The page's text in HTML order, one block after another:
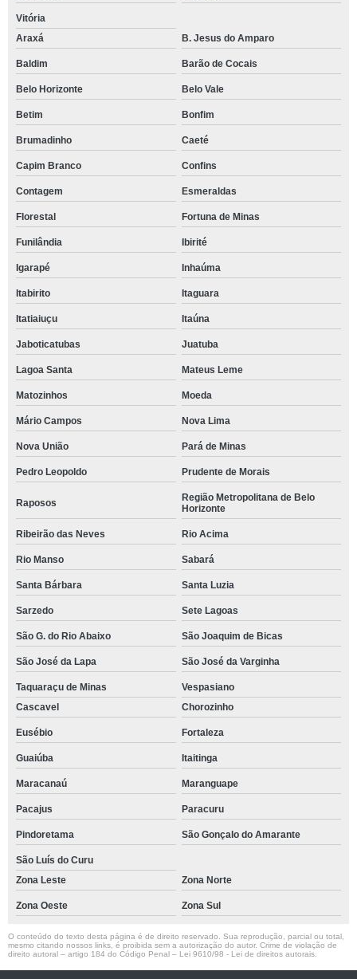
Vitória
Araxá
B. Jesus do Amparo
Baldim Barão de Cocais
Belo Horizonte Belo Vale
Betim Bonfim
Brumadinho Caeté
Capim Branco Confins
Contagem Esmeraldas
Florestal Fortuna de Minas
Funilândia Ibirité
Igarapé Inhaúma
Itabirito Itaguara
Itatiaiuçu Itaúna
Jaboticatubas Juatuba
Lagoa Santa Mateus Leme
Matozinhos Moeda
Mário Campos Nova Lima
Nova União Pará de Minas
Pedro Leopoldo Prudente de Morais
Raposos
Região Metropolitana de Belo
Horizonte
Ribeirão das Neves Rio Acima
Rio Manso Sabará
Santa Bárbara Santa Luzia
Sarzedo Sete Lagoas
São G. do Rio Abaixo São Joaquim de Bicas
São José da Lapa São José da Varginha
Taquaraçu de Minas
Vespasiano
Cascavel
Chorozinho
Eusébio Fortaleza
Guaiúba Itaitinga
Maracanaú Maranguape
Pacajus Paracuru
Pindoretama São Gonçalo do Amarante
São Luís do Curu
Zona Leste
Zona Norte
Zona Oeste Zona Sul
O conteúdo do texto desta página é de direito reservado. Sua reprodução, parcial ou total,
mesmo citando nossos links, é proibida sem a autorização do autor. Crime de violação de
direito autoral – artigo 184 do Código Penal – Lei 9610/98 - Lei de direitos autorais